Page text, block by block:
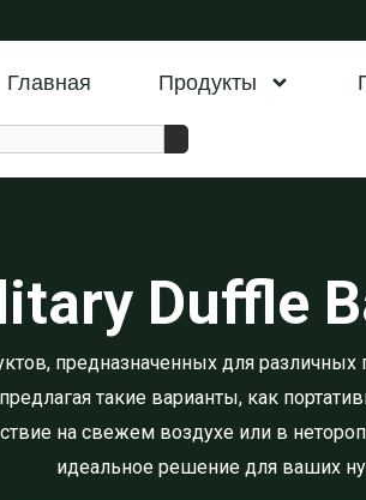
Главная Продукты
Duffle
предназначенных для
такие варианты, как
на свежем воздухе или в
идеальное решение для ваших